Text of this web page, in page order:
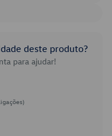
deste produto?
para ajudar!